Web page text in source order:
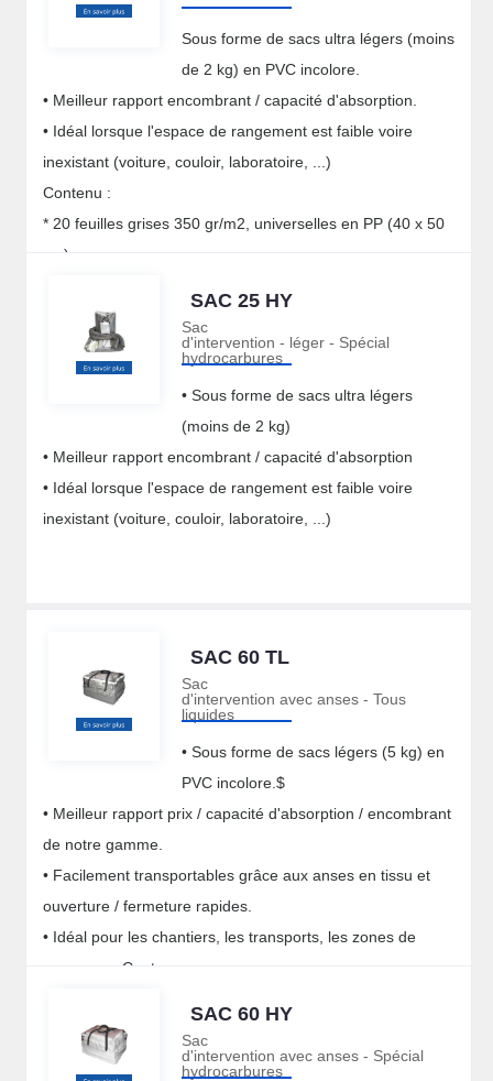
* 1 rouleau (38 cm x 18 m) de feuilles blanches
* 5 boudins blancs hydrophobes, enveloppe en PP et
intérieur en PP (122 cm x 8 cm de diamètre) –
* 4 coussins blancs hydrophobes, enveloppe et intérieur en
PP (30,5 x 30,5 x 2,5 cm) –
Sous forme de sacs ultra légers (moins
de 2 kg) en PVC incolore.
• Meilleur rapport encombrant / capacité d'absorption.
• Idéal lorsque l'espace de rangement est faible voire
inexistant (voiture, couloir, laboratoire, ...)
Contenu :
* 20 feuilles grises 350 gr/m2, universelles en PP (40 x 50
cm) –
(120 cm x 8 cm de diamètre). –
* 1 sac pour collecter les déchets avec clips pour
fermeture. –
Capacité d'absorption : 28 L max -
Poids : 2 kg environ
SAC 25 HY
Sac
d'intervention - léger - Spécial
hydrocarbures
• Sous forme de sacs ultra légers
(moins de 2 kg)
• Meilleur rapport encombrant / capacité d'absorption
• Idéal lorsque l'espace de rangement est faible voire
inexistant (voiture, couloir, laboratoire, ...)
SAC 60 TL
Sac
d'intervention avec anses - Tous
liquides
• Sous forme de sacs légers (5 kg) en
PVC incolore.$
• Meilleur rapport prix / capacité d'absorption / encombrant
de notre gamme.
• Facilement transportables grâce aux anses en tissu et
ouverture / fermeture rapides.
• Idéal pour les chantiers, les transports, les zones de
pompage.. Contenu :
cm) –
* 2 boudins gris universels, enveloppe et intérieur en PP
SAC 60 HY
Sac
d'intervention avec anses - Spécial
hydrocarbures